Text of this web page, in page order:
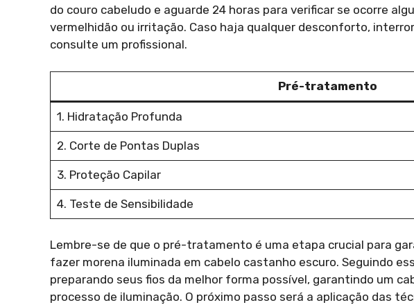
do couro cabeludo e aguarde 24 horas para verificar se ocorre
vermelhidão ou irritação. Caso haja qualquer desconforto,
consulte um profissional.
Pré-tratamento
1. Hidratação Profunda
2. Corte de Pontas Duplas
3. Proteção Capilar
4. Teste de Sensibilidade
Lembre-se de que o pré-tratamento é uma etapa crucial para
fazer morena iluminada em cabelo castanho escuro. Seguindo
preparando seus fios da melhor forma possível, garantindo um
processo de iluminação. O próximo passo será a aplicação das